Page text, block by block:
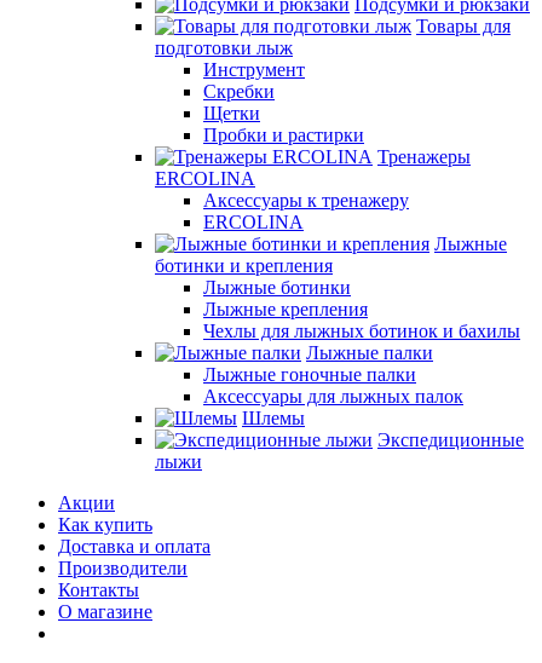
Подсумки и рюкзаки
Товары для
подготовки лыж
Инструмент
Скребки
Щетки
Пробки и растирки
Тренажеры
ERCOLINA
Аксессуары к тренажеру
ERCOLINA
Лыжные
ботинки и крепления
Лыжные ботинки
Лыжные крепления
Чехлы для лыжных ботинок и бахилы
Лыжные палки
Лыжные гоночные палки
Аксессуары для лыжных палок
Шлемы
Экспедиционные
лыжи
Акции
Как купить
Доставка и оплата
Производители
Контакты
О магазине